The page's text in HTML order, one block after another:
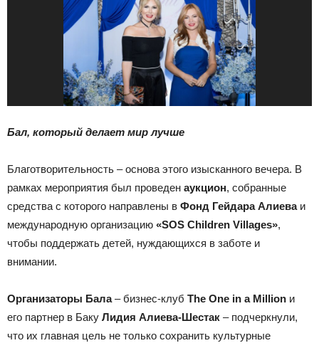
Бал, который делает мир лучше
Благотворительность – основа этого изысканного вечера. В
рамках мероприятия был проведен аукцион, собранные
средства с которого направлены в Фонд Гейдара Алиеваи
международную организацию «SOS Children Villages»,
чтобы поддержать детей, нуждающихся в заботе и
внимании.
Организаторы Бала– бизнес-клуб The One in a Million и
его партнер в Баку Лидия Алиева-Шестак – подчеркнули,
что их главная цель не только сохранить культурные